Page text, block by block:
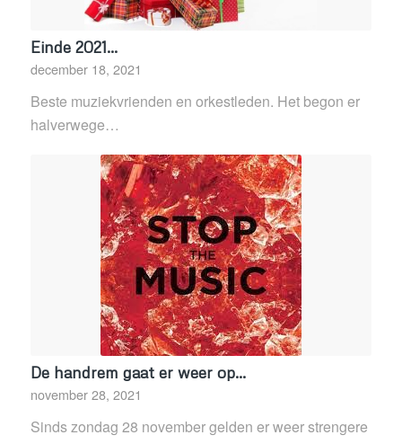
Einde 2021…
december 18, 2021
Beste muziekvrienden en orkestleden. Het begon er
halverwege…
De handrem gaat er weer op…
november 28, 2021
Sinds zondag 28 november gelden er weer strengere